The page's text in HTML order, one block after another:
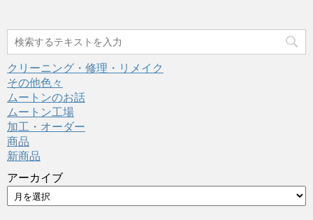
クリーニング・修理・リメイク
その他色々
ムートンのお話
ムートン工場
加工・オーダー
商品
新商品
アーカイブ